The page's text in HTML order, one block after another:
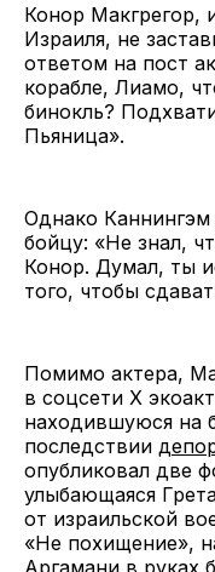
Конор Макгрегор,
Израиля, не
ответом на пост
корабле, Лиамо,
бинокль?
Пьяница».
Однако Каннингэм
бойцу: «Не знал,
Конор. Думал, ты
того, чтобы
Помимо актера,
в соцсети X
находившуюся на
последствии
опубликовал две
улыбающаяся
от израильской
«Не похищение»,
Аргамани в